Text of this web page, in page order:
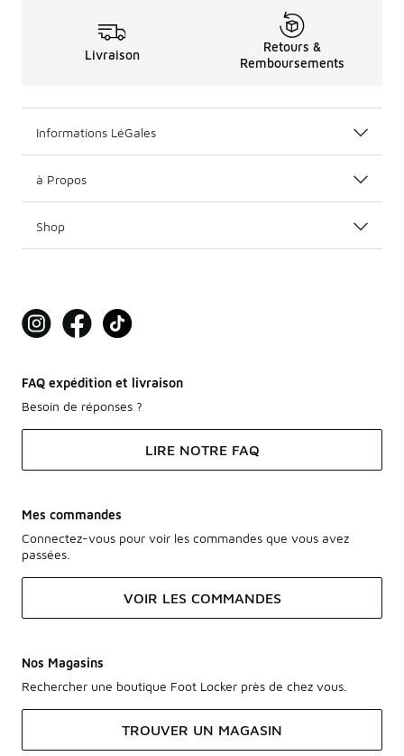
Livraison
Retours &
Remboursements
Informations LéGales
à Propos
Shop
FAQ expédition et livraison
Besoin de réponses ?
LIRE NOTRE FAQ
Mes commandes
Connectez-vous pour voir les commandes que vous avez
passées.
VOIR LES COMMANDES
Nos Magasins
Rechercher une boutique Foot Locker près de chez vous.
TROUVER UN MAGASIN